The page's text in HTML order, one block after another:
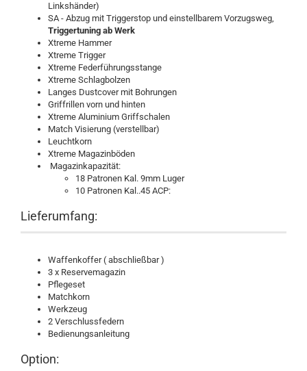
Linkshänder)
SA - Abzug mit Triggerstop und einstellbarem Vorzugsweg,
Triggertuning ab Werk
Xtreme Hammer
Xtreme Trigger
Xtreme Federführungsstange
Xtreme Schlagbolzen
Langes Dustcover mit Bohrungen
Griffrillen vorn und hinten
Xtreme Aluminium Griffschalen
Match Visierung (verstellbar)
Leuchtkorn
Xtreme Magazinböden
Magazinkapazität:
18 Patronen Kal. 9mm Luger
10 Patronen Kal..45 ACP:
Lieferumfang:
Waffenkoffer ( abschließbar )
3 x Reservemagazin
Pflegeset
Matchkorn
Werkzeug
2 Verschlussfedern
Bedienungsanleitung
Option: